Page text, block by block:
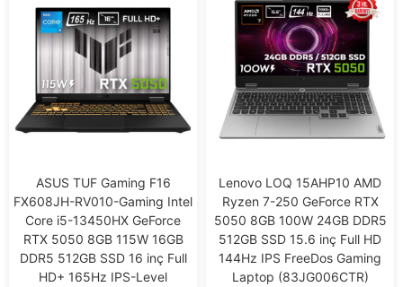
ASUS TUF Gaming F16
FX608JH-RV010-Gaming Intel
Core i5-13450HX GeForce
RTX 5050 8GB 115W 16GB
DDR5 512GB SSD 16 inç Full
HD+ 165Hz IPS-Level
Lenovo LOQ 15AHP10 AMD
Ryzen 7-250 GeForce RTX
5050 8GB 100W 24GB DDR5
512GB SSD 15.6 inç Full HD
144Hz IPS FreeDos Gaming
Laptop (83JG006CTR)